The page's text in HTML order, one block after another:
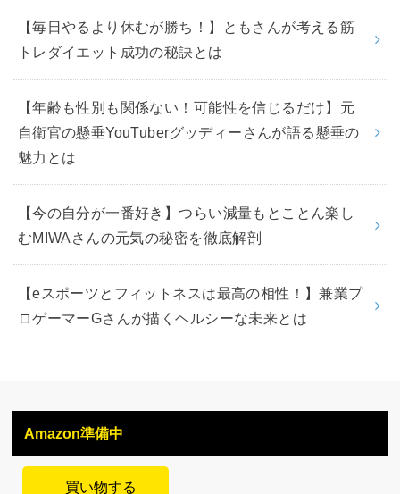
【毎日やるより休むが勝ち！】ともさんが考える筋
トレダイエット成功の秘訣とは
【年齢も性別も関係ない！可能性を信じるだけ】元
自衛官の懸垂YouTuberグッディーさんが語る懸垂の
魅力とは
【今の自分が一番好き】つらい減量もとことん楽し
むMIWAさんの元気の秘密を徹底解剖
【eスポーツとフィットネスは最高の相性！】兼業プ
ロゲーマーGさんが描くヘルシーな未来とは
Amazon準備中
買い物する